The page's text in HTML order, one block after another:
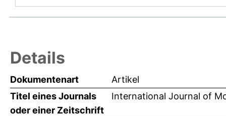
Details
Dokumentenart
Artikel
Titel eines Journals
oder einer Zeitschrift
International Journal of